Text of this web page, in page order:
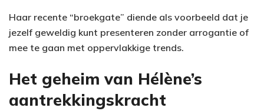
Haar recente “broekgate” diende als voorbeeld dat je
jezelf geweldig kunt presenteren zonder arrogantie of
mee te gaan met oppervlakkige trends.
Het geheim van Hélène’s
aantrekkingskracht